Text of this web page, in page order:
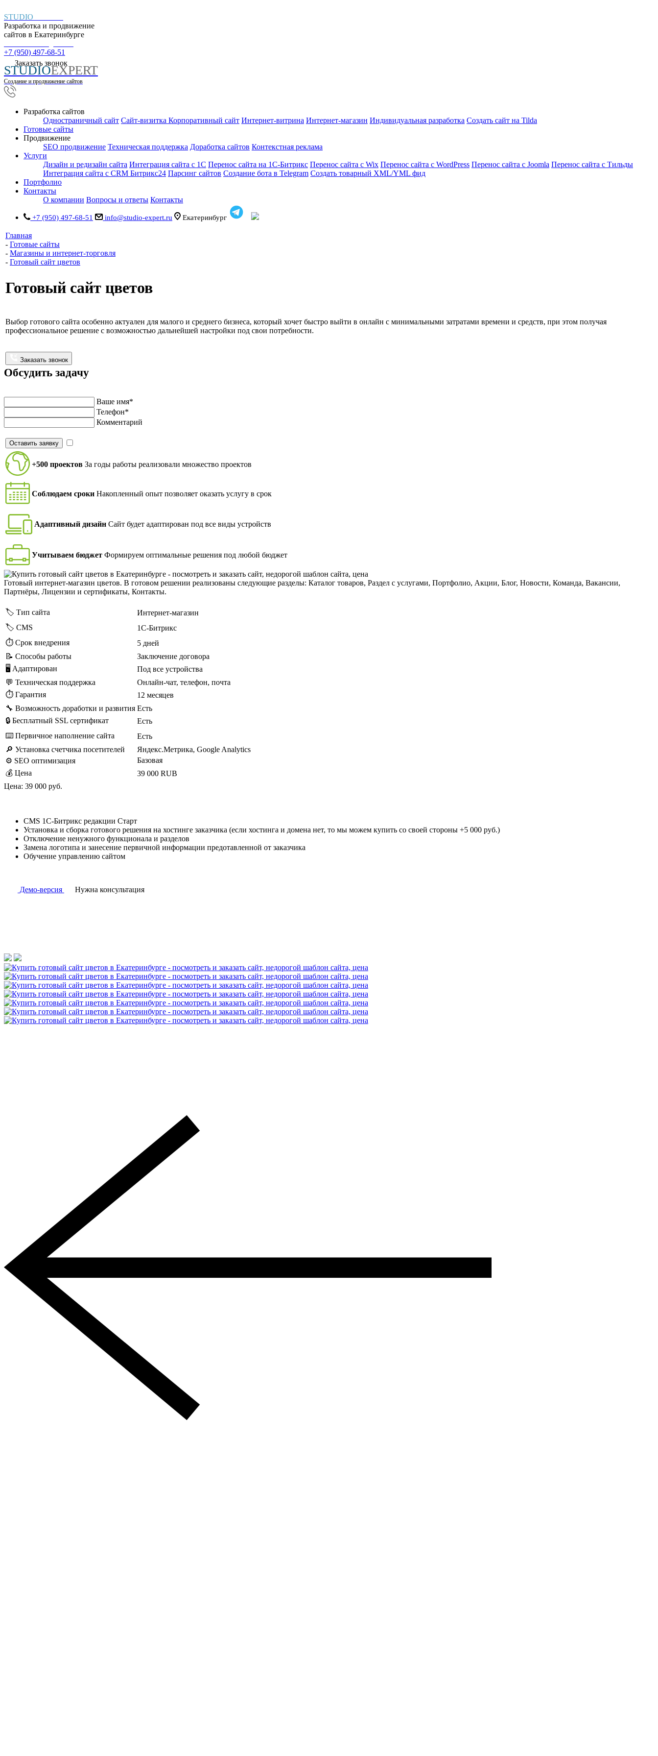
STUDIO
Разработка и продвижение
сайтов в Екатеринбурге
+7 (950) 497-68-51
Заказать звонок
STUDIOEXPERT
Создание и продвижение сайтов
Разработка сайтов
Одностраничный сайт Cайт-визитка Корпоративный сайт Интернет-витрина Интернет-магазин Индивидуальная разработка Создать сайт на Tilda
Готовые сайты
Продвижение
SEO продвижение Техническая поддержка Доработка сайтов Контекстная реклама
Услуги
Дизайн и редизайн сайта Интеграция сайта с 1С Перенос сайта на 1С-Битрикс Перенос сайта с Wix Перенос сайта с WordPress Перенос сайта с Joomla Перенос сайта с Тильды
Интеграция сайта с CRM Битрикс24 Парсинг сайтов Создание бота в Telegram Создать товарный XML/YML фид
Портфолио
Контакты
О компании Вопросы и ответы Контакты
+7 (950) 497-68-51 info@studio-expert.ru Екатеринбург
Главная
- Готовые сайты
- Магазины и интернет-торговля
- Готовый сайт цветов
Готовый сайт цветов
Выбор готового сайта особенно актуален для малого и среднего бизнеса, который хочет быстро выйти в онлайн с минимальными затратами времени и средств, при этом получая
профессиональное решение с возможностью дальнейшей настройки под свои потребности.
Заказать звонок
Обсудить задачу
Ваше имя*
Телефон*
Комментарий
Оставить заявку
+500 проектов За годы работы реализовали множество проектов
Соблюдаем сроки Накопленный опыт позволяет оказать услугу в срок
Адаптивный дизайн Сайт будет адаптирован под все виды устройств
Учитываем бюджет Формируем оптимальные решения под любой бюджет
Готовый интернет-магазин цветов. В готовом решении реализованы следующие разделы: Каталог товаров, Раздел с услугами, Портфолио, Акции, Блог, Новости, Команда, Вакансии,
Партнёры, Лицензии и сертификаты, Контакты.
🏷️ Тип сайта
Интернет-магазин
🏷️ CMS
1С-Битрикс
⏱️ Срок внедрения
5 дней
📝 Способы работы
Заключение договора
🖥 Адаптирован
Под все устройства
💬 Техническая поддержка
Онлайн-чат, телефон, почта
⏱️ Гарантия
12 месяцев
🔧 Возможность доработки и развития Есть
🔒 Бесплатный SSL сертификат
Есть
⌨️ Первичное наполнение сайта
Есть
🔎 Установка счетчика посетителей
Яндекс.Метрика, Google Analytics
⚙️ SEO оптимизация
Базовая
💰 Цена
39 000 RUB
Цена: 39 000 руб.
CMS 1C-Битрикс редакции Старт
Установка и сборка готового решения на хостинге заказчика (если хостинга и домена нет, то мы можем купить со своей стороны +5 000 руб.)
Отключение ненужного функционала и разделов
Замена логотипа и занесение первичной информации предотавленной от заказчика
Обучение управлению сайтом
Демо-версия Нужна консультация